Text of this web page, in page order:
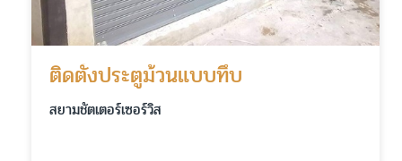
ติดตั้งประตูม้วนแบบทึบ
สยามชัตเตอร์เซอร์วิส